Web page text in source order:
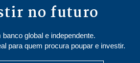
no futuro
global e independente.
para quem procura poupar e investir.